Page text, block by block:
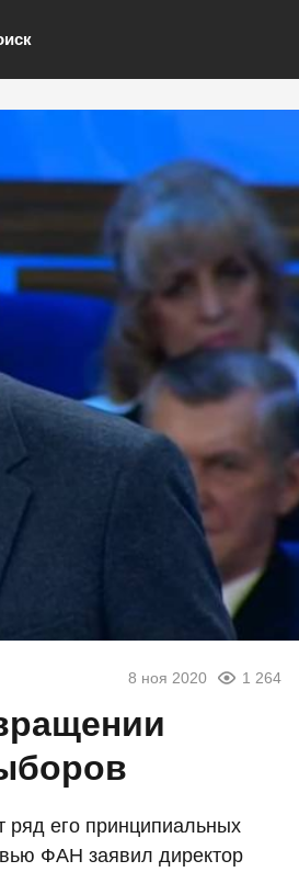
8 ноя 2020 1 264
его принципиальных
ФАН заявил директор